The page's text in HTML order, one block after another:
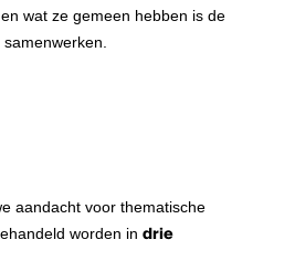
wat ze gemeen hebben is de
aandacht voor thematische
worden in drie